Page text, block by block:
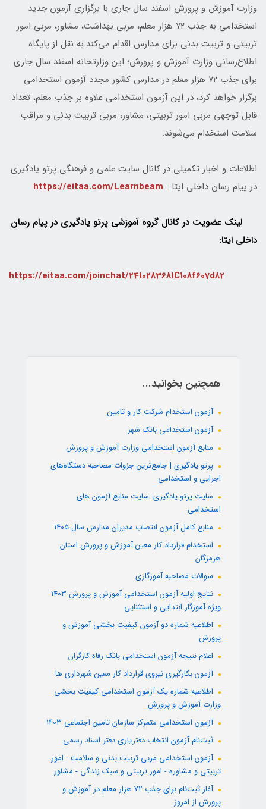
وزارت آموزش و پرورش اسفند سال جاری با برگزاری آزمون جدید
استخدامی به جذب ۷۲ هزار معلم، مربی بهداشت، مشاور، مربی امور
تربیتی و تربیت بدنی برای مدارس اقدام می‌کند.به نقل از پایگاه
اطلاع‌رسانی وزارت آموزش و پرورش؛ این وزارتخانه اسفند سال جاری
برای جذب ۷۲ هزار معلم در مدارس کشور مجدد آزمون استخدامی
برگزار خواهد کرد، در این آزمون استخدامی علاوه بر جذب معلم، تعداد
قابل توجهی مربی امور تربیتی، مشاور، مربی تربیت بدنی و مراقب
سلامت استخدام می‌شوند.
اطلاعات و اخبار تکمیلی در کانال سایت علمی و فرهنگی پرتو یادگیری
در پیام رسان داخلی ایتا: https://eitaa.com/Learnbeam
لینک عضویت در کانال گروه آموزشی پرتو یادگیری در پیام رسان
داخلی ایتا:
https://eitaa.com/joinchat/2410283681C108f607d82
همچنین بخوانید...
آزمون استخدام شرکت کار و تامین
آزمون استخدامی بانک شهر
منابع آزمون استخدامی وزارت آموزش و پرورش
پرتو یادگیری | جامع‌ترین جزوات مصاحبه دستگاه‌های
اجرایی و استخدامی
سایت پرتو یادگیری: سایت منابع آزمون های
استخدامی
منابع کامل آزمون انتصاب مدیران مدارس سال ۱۴۰۵
استخدام قرارداد کار معین آموزش و پرورش استان
هرمزگان
سوالات مصاحبه آموزگاری
نتایج اولیه آزمون استخدامی آموزش و پرورش ۱۴۰۳
ویژه آموزگار ابتدایی و استثنایی
اطلاعیه شماره دو آزمون کیفیت بخشی آموزش و
پرورش
اعلام نتیجه آزمون استخدامی بانک رفاه کارگران
آزمون بکارگیری نیروی قرارداد کار معین شهرداری ها
اطلاعیه شماره یک آزمون استخدامی کیفیت بخشی
وزارت آموزش و پرورش
آزمون استخدامی متمرکز سازمان تامین اجتماعی 1403
ثبت‌نام آزمون انتخاب دفتریاری دفتر اسناد رسمی
آزمون استخدامی مربی تربیت بدنی و سلامت - امور
تربیتی و مشاوره - امور تربیتی و سبک زندگی - مشاور
آغاز ثبت‌نام برای جذب ۷۲ هزار معلم در آموزش و
پرورش از امروز